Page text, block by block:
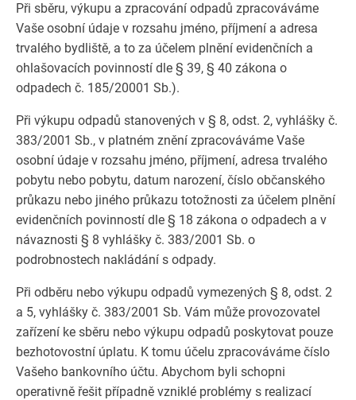
Při sběru, výkupu a zpracování odpadů zpracováváme
Vaše osobní údaje v rozsahu jméno, příjmení a adresa
trvalého bydliště, a to za účelem plnění evidenčních a
ohlašovacích povinností dle § 39, § 40 zákona o
odpadech č. 185/20001 Sb.).
Při výkupu odpadů stanovených v § 8, odst. 2, vyhlášky č.
383/2001 Sb., v platném znění zpracováváme Vaše
osobní údaje v rozsahu jméno, příjmení, adresa trvalého
pobytu nebo pobytu, datum narození, číslo občanského
průkazu nebo jiného průkazu totožnosti za účelem plnění
evidenčních povinností dle § 18 zákona o odpadech a v
návaznosti § 8 vyhlášky č. 383/2001 Sb. o
podrobnostech nakládání s odpady.
Při odběru nebo výkupu odpadů vymezených § 8, odst. 2
a 5, vyhlášky č. 383/2001 Sb. Vám může provozovatel
zařízení ke sběru nebo výkupu odpadů poskytovat pouze
bezhotovostní úplatu. K tomu účelu zpracováváme číslo
Vašeho bankovního účtu. Abychom byli schopni
operativně řešit případně vzniklé problémy s realizací